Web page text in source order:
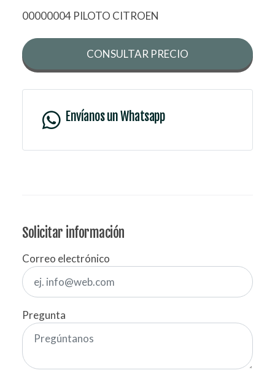
00000004 PILOTO CITROEN
CONSULTAR PRECIO
Envíanos un Whatsapp
Solicitar información
Correo electrónico
Pregunta